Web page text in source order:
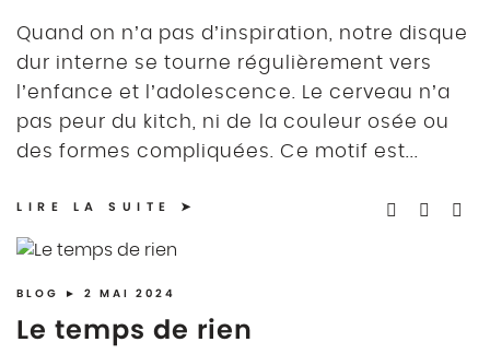
Quand on n’a pas d’inspiration, notre disque
dur interne se tourne régulièrement vers
l’enfance et l’adolescence. Le cerveau n’a
pas peur du kitch, ni de la couleur osée ou
des formes compliquées. Ce motif est...
LIRE LA SUITE
BLOG ► 2 MAI 2024
Le temps de rien